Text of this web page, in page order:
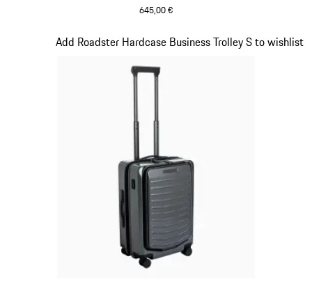
645,00 €
Add Roadster Hardcase Business Trolley S to wishlist
Diapositive 14 sur 20